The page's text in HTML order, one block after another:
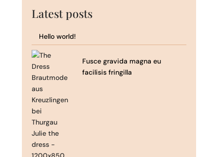
Latest posts
Hello world!
Fusce gravida magna eu
facilisis fringilla